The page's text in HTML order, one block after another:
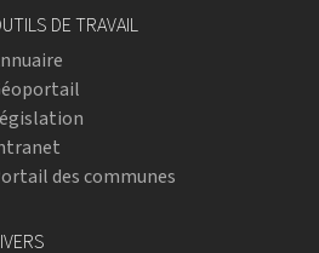
DE TRAVAIL
des communes